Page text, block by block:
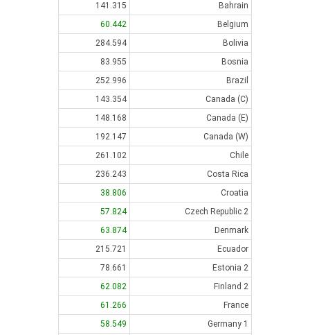
Bahrain
141.315
Belgium
60.442
Bolivia
284.594
Bosnia
83.955
Brazil
252.996
Canada (C)
143.354
Canada (E)
148.168
Canada (W)
192.147
Chile
261.102
Costa Rica
236.243
Croatia
38.806
Czech Republic 2
57.824
Denmark
63.874
Ecuador
215.721
Estonia 2
78.661
Finland 2
62.082
France
61.266
Germany 1
58.549